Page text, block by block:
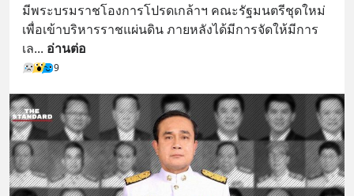
มีพระบรมราชโองการโปรดเกล้าฯ คณะรัฐมนตรีชุดใหม่
เพื่อเข้าบริหารราชแผ่นดิน ภายหลังได้มีการจัดให้มีการ
เล... อ่านต่อ
9